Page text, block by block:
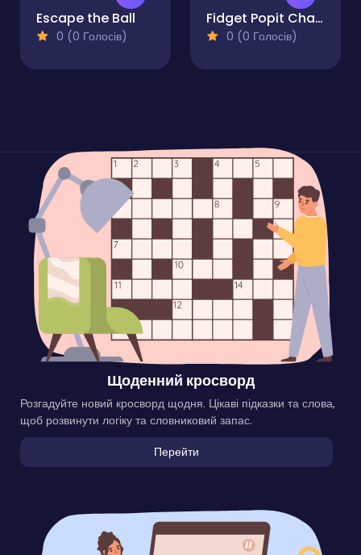
Escape the Ball
0 (0 Голосів)
Fidget Popit Challange
0 (0 Голосів)
Щоденний кросворд
Розгадуйте новий кросворд щодня. Цікаві підказки та слова,
щоб розвинути логіку та словниковий запас.
Перейти